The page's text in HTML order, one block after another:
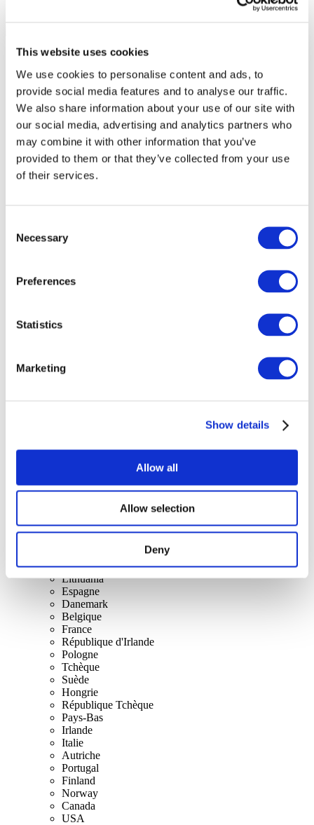
This website uses cookies
We use cookies to personalise content and ads, to
provide social media features and to analyse our traffic.
We also share information about your use of our site with
our social media, advertising and analytics partners who
may combine it with other information that you’ve
provided to them or that they’ve collected from your use
of their services.
Selection
Necessary
Preferences
Statistics
Marketing
Show details
Allow all
Allow selection
Deny
Concerts
Tous les pays
Royaume-Uni
Lithuania
Espagne
Danemark
Belgique
France
République d'Irlande
Pologne
Tchèque
Suède
Hongrie
République Tchèque
Pays-Bas
Irlande
Italie
Autriche
Portugal
Finland
Norway
Canada
USA